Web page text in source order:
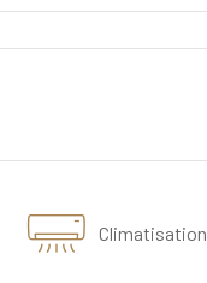
Climatisation